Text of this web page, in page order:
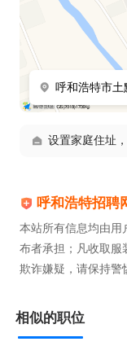
设置家庭住址
呼和浩特招聘
本站所有信息均由用
布者承担；凡收取服
欺诈嫌疑，请保持警
相似的职位